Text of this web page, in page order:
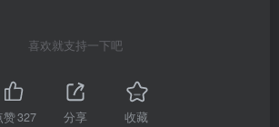
喜欢就支持一下吧
赞327 分享 收藏